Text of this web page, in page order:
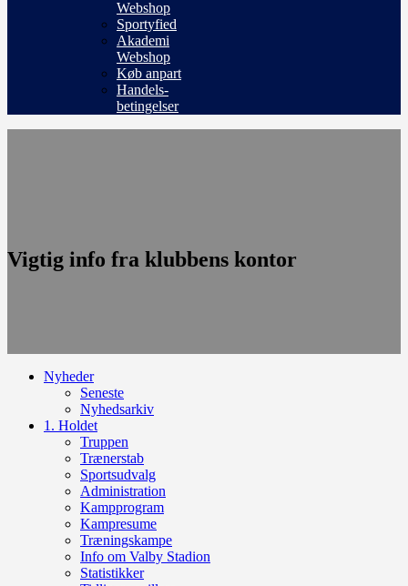
Webshop
Sportyfied
Akademi
Webshop
Køb anpart
Handels-
betingelser
Vigtig info fra klubbens kontor
Nyheder
Seneste
Nyhedsarkiv
1. Holdet
Truppen
Trænerstab
Sportsudvalg
Administration
Kampprogram
Kampresume
Træningskampe
Info om Valby Stadion
Statistikker